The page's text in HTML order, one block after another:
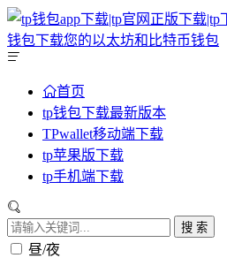
首页
tp钱包下载最新版本
TPwallet移动端下载
tp苹果版下载
tp手机端下载
搜 索
昼/夜